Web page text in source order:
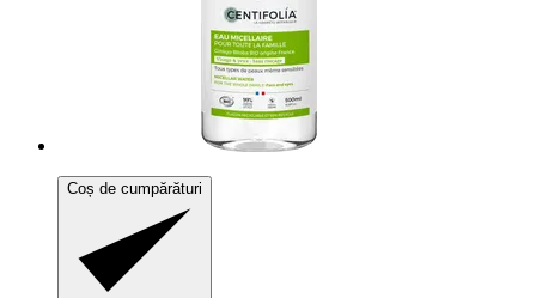
Coș de cumpărături